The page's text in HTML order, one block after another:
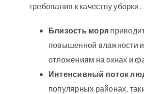
требования к качеству уборки.
Близость моря
повышенной влажности
отложениям на окнах и
Интенсивный поток
популярных районах,